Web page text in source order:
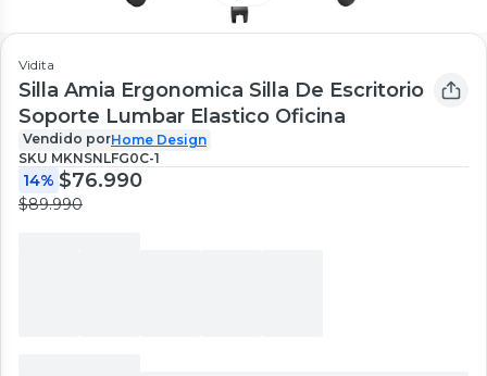
Vidita
Silla Amia Ergonomica Silla De Escritorio
Soporte Lumbar Elastico Oficina
Vendido porHome Design
SKU MKNSNLFG0C-1
14% $76.990
$89.990